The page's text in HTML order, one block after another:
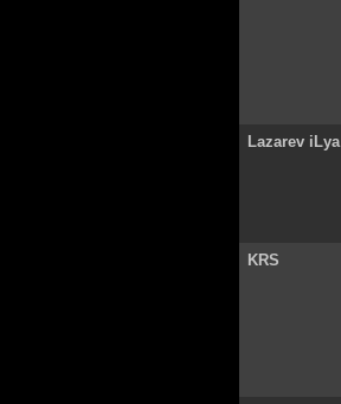
Lazarev iLya
KRS